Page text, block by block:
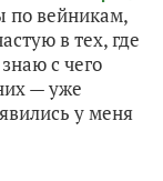
по вейникам,
в тех, где
с чего
— уже
у меня